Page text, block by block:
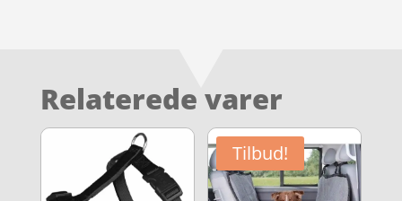
Relaterede varer
Tilbud!